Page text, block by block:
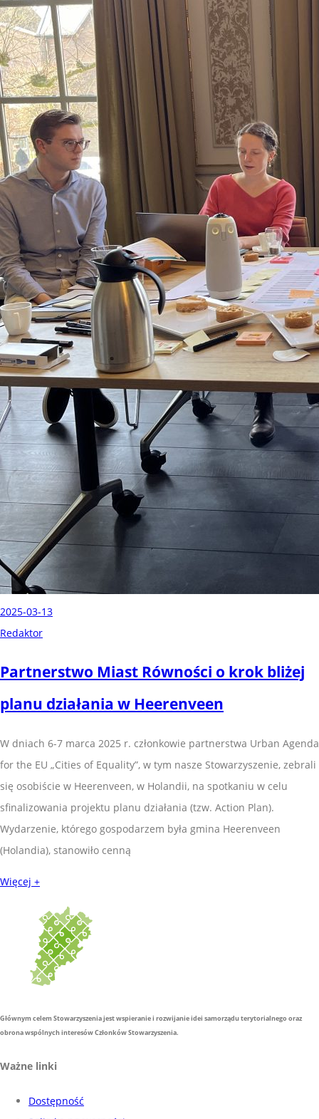
2025-03-13
Redaktor
Partnerstwo Miast Równości o krok bliżej
planu działania w Heerenveen
W dniach 6-7 marca 2025 r. członkowie partnerstwa Urban Agenda
for the EU „Cities of Equality”, w tym nasze Stowarzyszenie, zebrali
się osobiście w Heerenveen, w Holandii, na spotkaniu w celu
sfinalizowania projektu planu działania (tzw. Action Plan).
Wydarzenie, którego gospodarzem była gmina Heerenveen
(Holandia), stanowiło cenną
Więcej +
Głównym celem Stowarzyszenia jest wspieranie i rozwijanie idei samorządu terytorialnego oraz
obrona wspólnych interesów Członków Stowarzyszenia.
Ważne linki
Dostępność